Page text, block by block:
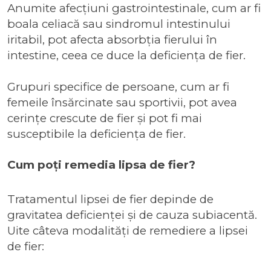
Anumite afecțiuni gastrointestinale, cum ar fi
boala celiacă sau sindromul intestinului
iritabil, pot afecta absorbția fierului în
intestine, ceea ce duce la deficiența de fier.
Grupuri specifice de persoane, cum ar fi
femeile însărcinate sau sportivii, pot avea
cerințe crescute de fier și pot fi mai
susceptibile la deficiența de fier.
Cum poți remedia lipsa de fier?
Tratamentul lipsei de fier depinde de
gravitatea deficienței și de cauza subiacentă.
Uite câteva modalități de remediere a lipsei
de fier: